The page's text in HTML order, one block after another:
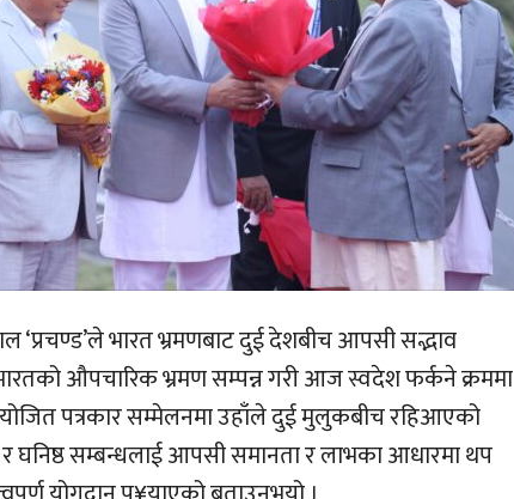
‘प्रचण्ड’ले भारत भ्रमणबाट दुई देशबीच आपसी सद्भाव
औपचारिक भ्रमण सम्पन्न गरी आज स्वदेश फर्कने क्रममा
आयोजित पत्रकार सम्मेलनमा उहाँले दुई मुलुकबीच रहिआएको
घनिष्ठ सम्बन्धलाई आपसी समानता र लाभका आधारमा थप